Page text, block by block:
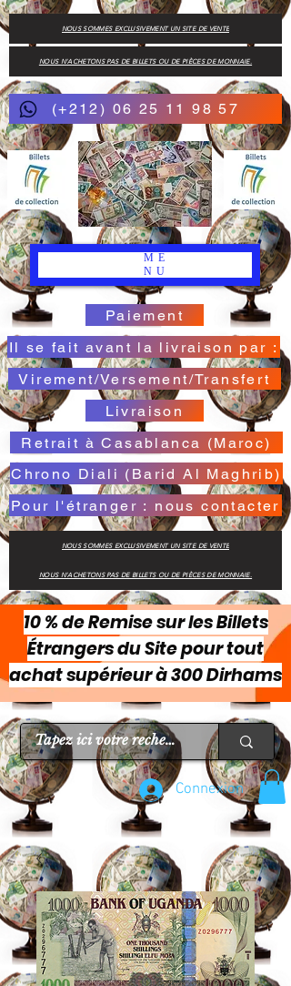
(+212) 06 25 11 98 57
ME
NU
Paiement
Virement/Versement/Transfert
Livraison
Retrait à Casablanca (Maroc)
Il se fait avant la livraison par :
Chrono Diali (Barid Al Maghrib)
NOUS N'ACHETONS PAS DE BILLETS OU DE PIÈCES DE MONNAIE.
NOUS SOMMES EXCLUSIVEMENT UN SITE DE VENTE
Pour l'étranger : nous contacter
NOUS SOMMES EXCLUSIVEMENT UN SITE DE VENTE
NOUS N'ACHETONS PAS DE BILLETS OU DE PIÈCES DE MONNAIE.
10 % de Remise sur les Billets
Étrangers du Site pour tout
achat supérieur à 300 Dirhams
Connexion